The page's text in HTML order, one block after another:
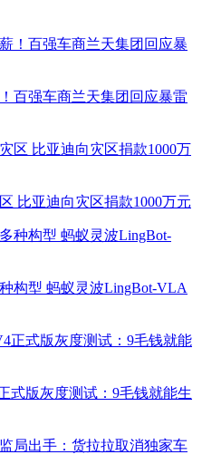
百强车商兰天集团回应暴雷
比亚迪向灾区捐款1000万元
构型 蚂蚁灵波LingBot-VLA
式版灰度测试：9毛钱就能生